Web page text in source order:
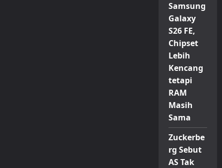
Samsung
Galaxy
S26 FE,
Chipset
Lebih
Kencang
tetapi
RAM
Masih
Sama
Zuckerbe
rg Sebut
AS Tak